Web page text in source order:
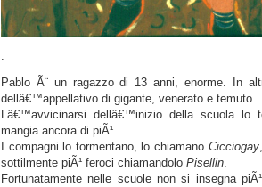
.
Pablo Ã¨ un ragazzo di 13 anni, enorme. In
dellâ€™appellativo di gigante, venerato e temuto.
Lâ€™avvicinarsi dellâ€™inizio della scuola lo
mangia ancora di piÃ¹.
I compagni lo tormentano, lo chiamano Cicciogay
sottilmente piÃ¹ feroci chiamandolo Pisellin.
Fortunatamente nelle scuole non si insegna